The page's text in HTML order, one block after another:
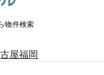
物件検索
屋福岡